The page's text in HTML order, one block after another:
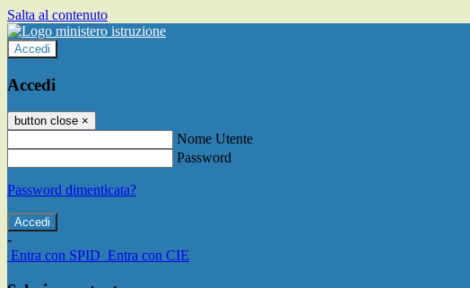
Salta al contenuto
Accedi
Accedi
button close ×
Nome Utente
Password
Password dimenticata?
-
Entra con SPID Entra con CIE